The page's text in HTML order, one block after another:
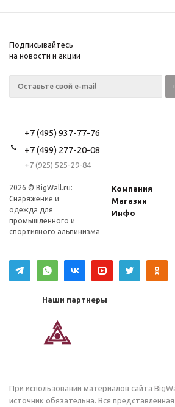
Подписывайтесь
на новости и акции
+7 (495) 937-77-76
+7 (499) 277-20-08
+7 (925) 525-29-84
2026 © BigWall.ru:
Снаряжение и
одежда для
промышленного и
спортивного альпинизма
Компания
Магазин
Инфо
Наши партнеры
При использовании материалов сайта
источник обязательна. Вся